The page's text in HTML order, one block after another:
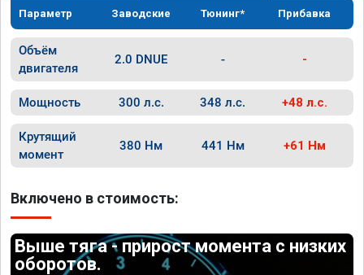
Параметр Заводские Тюнинг* Прибавка
Объём
двигателя
2.0 DNUE - -
Мощность 300 л.с. 348 л.с. +48 л.с.
Крутящий
момент
380 Нм 441 Нм +61 Нм
Включено в стоимость:
Выше тяга - прирост момента с низких
оборотов.